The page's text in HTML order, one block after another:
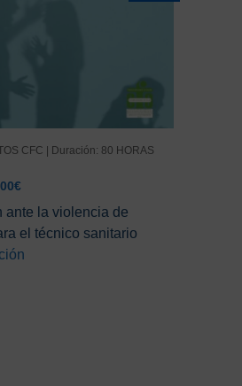
CFC | Duración: 80 HORAS
€El
actual
es:
29,00€.
ante la violencia de
el técnico sanitario